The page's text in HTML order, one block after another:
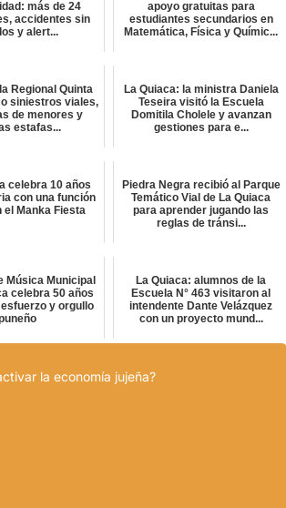
más de 24
accidentes sin
y alert...
apoyo gratuitas para
estudiantes secundarios en
Matemática, Física y Químic...
Regional Quinta
siniestros viales,
de menores y
estafas...
La Quiaca: la ministra Daniela
Teseira visitó la Escuela
Domitila Cholele y avanzan
gestiones para e...
celebra 10 años
con una función
el Manka Fiesta
Piedra Negra recibió al Parque
Temático Vial de La Quiaca
para aprender jugando las
reglas de tránsi...
Música Municipal
celebra 50 años
y orgullo
La Quiaca: alumnos de la
Escuela N° 463 visitaron al
intendente Dante Velázquez
con un proyecto mund...
la economía jujeña?